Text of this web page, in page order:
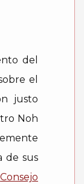
del
el
justo
Noh
de sus
Consejo